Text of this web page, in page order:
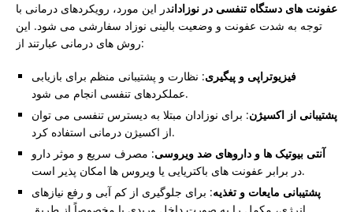
عفونت های دستگاه تنفسی در نوزاداندر این مورد، رویکردهای درمانی با
توجه به شدت عفونت و وضعیت بالینی نوزاد سفارشی می شود. این
روش های درمانی عبارتند از:
فیزیوتراپی و پیگیری: نظارت و پشتیبانی منظم برای بازیابی
عملکردهای تنفسی انجام می شود.
پشتیبانی از اکسیژن: برای نوزادان مبتلا به دیسترس تنفسی می توان
از اکسیژن درمانی استفاده کرد.
آنتی بیوتیک ها و داروهای ضد ویروسی: مصرف سریع و موثر دارو
در برابر عفونت های باکتریایی یا ویروس ها امکان پذیر است.
پشتیبانی مایعات و تغذیه: برای جلوگیری از کم آبی و رفع نیازهای